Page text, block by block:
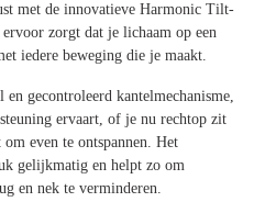
met de innovatieve Harmonic Tilt-
zorgt dat je lichaam op een
iedere beweging die je maakt.
en gecontroleerd kantelmechanisme,
ervaart, of je nu rechtop zit
even te ontspannen. Het
gelijkmatig en helpt zo om
en nek te verminderen.